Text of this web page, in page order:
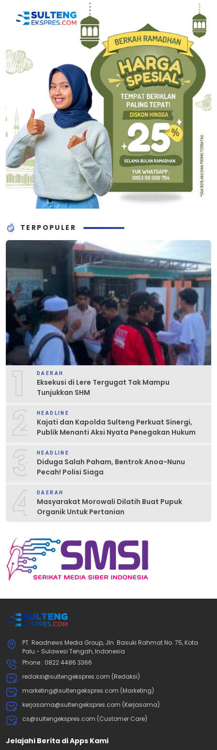
TERPOPULER
1 DAERAH
Eksekusi di Lere Tergugat Tak Mampu
Tunjukkan SHM
2 HEADLINE
Kajati dan Kapolda Sulteng Perkuat Sinergi,
Publik Menanti Aksi Nyata Penegakan Hukum
3 HEADLINE
Diduga Salah Paham, Bentrok Anoa-Nunu
Pecah! Polisi Siaga
4 DAERAH
Masyarakat Morowali Dilatih Buat Pupuk
Organik Untuk Pertanian
PT. Readnews Media Group, Jln. Basuki Rahmat No. 75, Kota
Palu - Sulawesi Tengah, Indonesia
Phone : 0822 4486 3366
redaksi@sultengekspres.com (Redaksi)
marketing@sultengekspres.com (Marketing)
kerjasama@sultengekspres.com (Kerjasama)
cs@sultengekspres.com (Customer Care)
Jelajahi Berita di Apps Kami